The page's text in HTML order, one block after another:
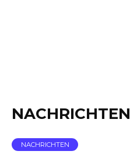
NACHRICHTEN
NACHRICHTEN